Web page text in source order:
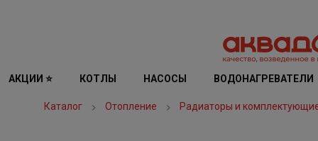
АКЦИИ ⭐ КОТЛЫ НАСОСЫ ВОДОНАГРЕВАТЕЛИ
Каталог Отопление Радиаторы и